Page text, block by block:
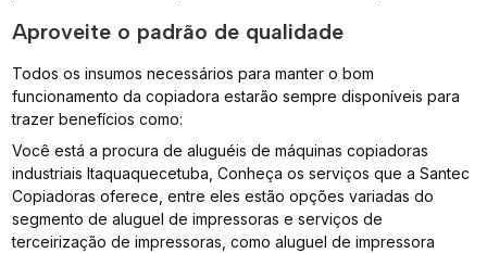
Aproveite o padrão de qualidade
Todos os insumos necessários para manter o bom
funcionamento da copiadora estarão sempre disponíveis para
trazer benefícios como:
Você está a procura de aluguéis de máquinas copiadoras
industriais Itaquaquecetuba, Conheça os serviços que a Santec
Copiadoras oferece, entre eles estão opções variadas do
segmento de aluguel de impressoras e serviços de
terceirização de impressoras, como aluguel de impressora